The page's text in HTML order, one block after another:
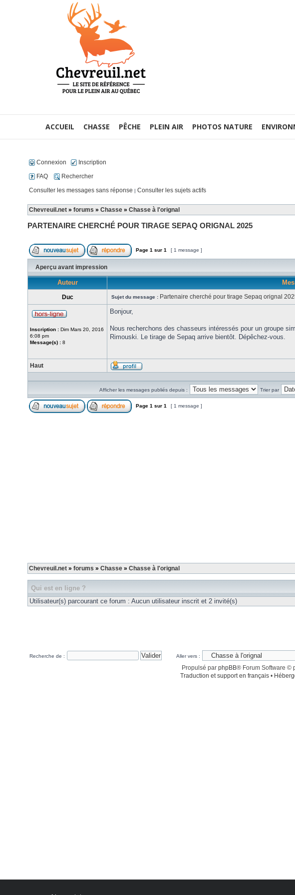
ACCUEIL CHASSE PÊCHE PLEIN AIR PHOTOS NATURE
Connexion
Inscription
FAQ
Rechercher
Consulter les messages sans réponse | Consulter les sujets actifs
Chevreuil.net » forums » Chasse » Chasse à l'orignal
PARTENAIRE CHERCHÉ POUR TIRAGE SEPAQ ORIGNAL 2025
Page 1 sur 1 [ 1 message ]
Aperçu avant impression
Auteur
Duc Sujet du message : Partenaire cherché pour tirage Sepaq orignal
Inscription : Dim Mars 20, 2016
6:08 pm
Message(s) : 8
Bonjour,
Nous recherchons des chasseurs intéressés pour un groupe
Rimouski. Le tirage de Sepaq arrive bientôt. Dépêchez-vous.
Haut
Afficher les messages publiés depuis : Trier par
Page 1 sur 1 [ 1 message ]
Chevreuil.net » forums » Chasse » Chasse à l'orignal
Qui est en ligne ?
Utilisateur(s) parcourant ce forum : Aucun utilisateur inscrit et 2 invité(s)
Recherche de : Aller vers :
Propulsé par phpBB® Forum Software ©
Traduction et support en français•